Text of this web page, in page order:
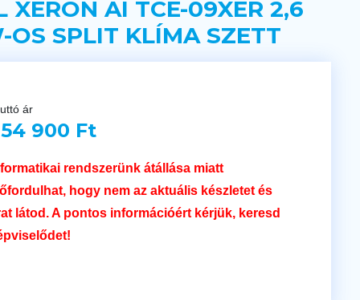
XERON AI TCE-09XER 2,6
OS SPLIT KLÍMA SZETT
ár
900 Ft
rendszerünk átállása miatt
hogy nem az aktuális készletet és
látod. A pontos információért kérjük, keresd